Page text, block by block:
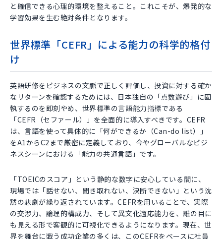
と確信できる心理的環境を整えること。これこそが、爆発的な
学習効果を生む絶対条件となります。
世界標準「CEFR」による能力の科学的格付
け
英語研修をビジネスの文脈で正しく評価し、投資に対する確か
なリターンを確認するためには、日本独自の「点数遊び」に固
執するのを即刻やめ、世界標準の言語能力指標である
「CEFR（セファール）」を全面的に導入すべきです。CEFR
は、言語を使って具体的に「何ができるか（Can-do list）」
をA1からC2まで厳密に定義しており、今やグローバルなビジ
ネスシーンにおける「能力の共通言語」です。
「TOEICのスコア」という静的な数字に安心している間に、
現場では「話せない、聞き取れない、決断できない」という沈
黙の悲劇が繰り返されています。CEFRを用いることで、実際
の交渉力、論理的構成力、そして異文化適応能力を、誰の目に
も見える形で客観的に可視化できるようになります。現在、世
界を舞台に戦う成功企業の多くは、このCEFRをベースに社員